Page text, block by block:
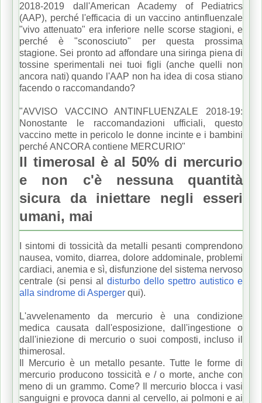
2018-2019 dall'American Academy of Pediatrics
(AAP), perché l'efficacia di un vaccino antinfluenzale
"vivo attenuato" era inferiore nelle scorse stagioni, e
perché è "sconosciuto" per questa prossima
stagione. Sei pronto ad affondare una siringa piena di
tossine sperimentali nei tuoi figli (anche quelli non
ancora nati) quando l'AAP non ha idea di cosa stiano
facendo o raccomandando?
"AVVISO VACCINO ANTINFLUENZALE 2018-19:
Nonostante le raccomandazioni ufficiali, questo
vaccino mette in pericolo le donne incinte e i bambini
perché ANCORA contiene MERCURIO"
Il timerosal è al 50% di mercurio
e non c'è nessuna quantità
sicura da iniettare negli esseri
umani, mai
I sintomi di tossicità da metalli pesanti comprendono
nausea, vomito, diarrea, dolore addominale, problemi
cardiaci, anemia e sì, disfunzione del sistema nervoso
centrale (si pensi al disturbo dello spettro autistico e
alla sindrome di Asperger qui).
L'avvelenamento da mercurio è una condizione
medica causata dall'esposizione, dall'ingestione o
dall'iniezione di mercurio o suoi composti, incluso il
thimerosal.
Il Mercurio è un metallo pesante.Tutte le forme di
mercurio producono tossicità e / o morte, anche con
meno di un grammo. Come?
Il mercurio blocca i vasi
sanguigni e provoca danni al cervello, ai polmoni e ai